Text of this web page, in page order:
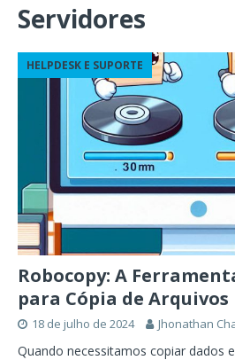
Servidores
HELPDESK E SUPORTE
Robocopy: A
para Cópia de
18 de julho de 2024 Jhonathan
Quando necessitamos copiar dados